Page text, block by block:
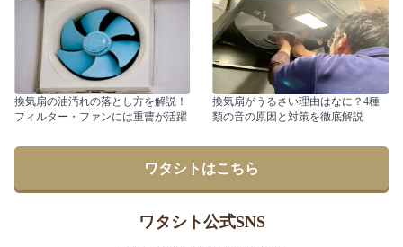
換気扇の油汚れの落とし方を解説！
フィルター・ファンには重曹が活躍
換気扇がうるさい理由はなに？4種
類の音の原因と対策を徹底解説
ワタシトはこちら
ワタシト公式SNS